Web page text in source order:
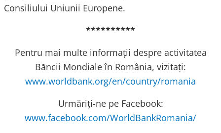
Consiliului Uniunii Europene.
**********
Pentru mai multe informații despre activitatea
Băncii Mondiale în România, vizitați:
www.worldbank.org/en/country/romania
Urmăriți-ne pe Facebook:
www.facebook.com/WorldBankRomania/